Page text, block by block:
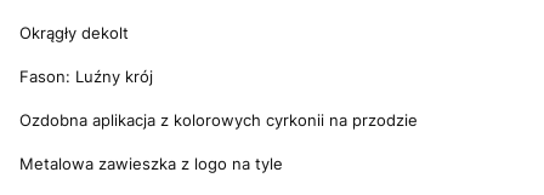
Okrągły dekolt
Fason: Luźny krój
Ozdobna aplikacja z kolorowych cyrkonii na przodzie
Metalowa zawieszka z logo na tyle